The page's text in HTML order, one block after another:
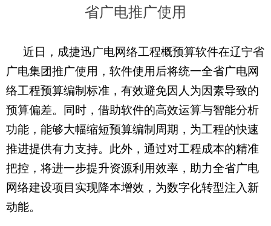
省广电推广使用
近日， 成捷迅广电网络工程概预算软件在辽宁省
广电集团推广使用 ，软件使用后将统一全省广电网
络工程预算编制标准，有效避免因人为因素导致的
预算偏差。同时，借助软件的高效运算与智能分析
功能，能够大幅缩短预算编制周期，为工程的快速
推进提供有力支持。此外，通过对工程成本的精准
把控，将进一步提升资源利用效率，助力全省广电
网络建设项目实现降本增效， 为数字化转型注入新
动能。